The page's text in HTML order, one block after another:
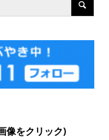
像をクリック)